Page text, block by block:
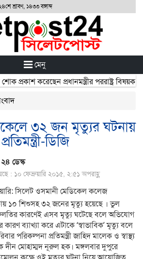
শ্রাবণ, ১৪৩৩ বঙ্গাব্দ
মেনু
করেছেন প্রধানমন্ত্রীর পররাষ্ট্র বিষয়ক
৩২ জন মৃত্যুর ঘটনায়
ডিজি
ডেস্ক
: ১০ ফেব্রুয়ারি ২০১৫, ২:৫১ অপরাহ্ণ
সিলেট ওসমানী মেডিকেল কলেজ
১০ শিশুসহ ৩২ জনের মৃত্যু হয়েছে । ভুল
কারণেই এসব মৃত্যু ঘটেছে বলে অভিযোগ
ব্যাখ্যা করে এটাকে ‘স্বাভাবিক’ মৃত্যু বলে
পরিকল্পনা প্রতিমন্ত্রী জাহিদ মালেক ও স্বাস্থ্য
দীন মোহাম্মদ নূরুল হক। মঙ্গলবার দুপুরে